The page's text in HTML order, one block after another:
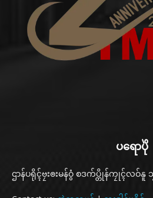
ပရောပိုဲ
ဌာန်ပရိုၚ်ဗၠးၜးမန်ဝွံ စဒက်ပ္တိုန်ကၠုၚ်လဝ်နူ